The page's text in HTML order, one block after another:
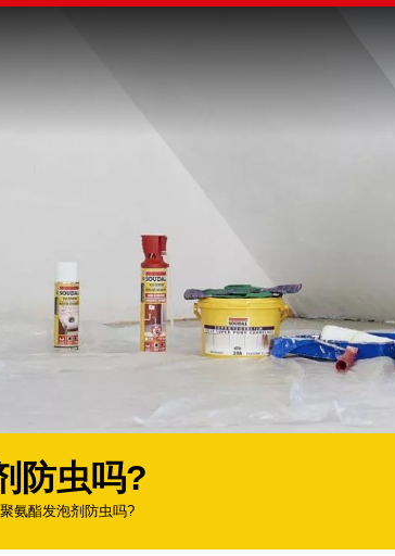
防虫吗?
聚氨酯发泡剂防虫吗?